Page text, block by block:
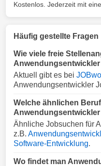
Kostenlos. Jederzeit mit
Häufig gestellte Fragen
Wie viele freie
Aktuell gibt es bei
Anwendungsentwickler
Welche ähnlichen
Ähnliche Jobsuchen für
z.B.
Software-Entwicklung.
Wo findet man